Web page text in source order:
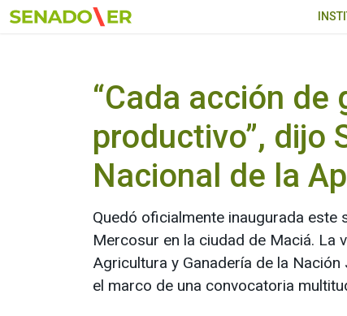
Ir al menú principal
“Cada acción
productivo”, dijo
Nacional de la
Quedó oficialmente inaugurada este
Mercosur en la ciudad de Maciá. La
Agricultura y Ganadería de la
el marco de una convocatoria